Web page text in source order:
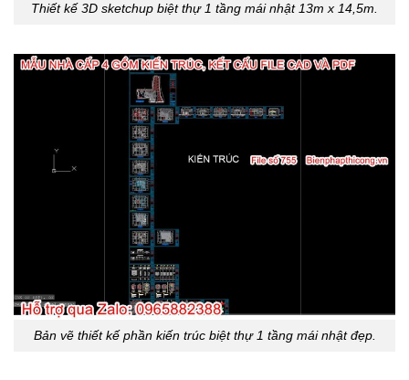
Thiết kế 3D sketchup biệt thự 1 tầng mái nhật 13m x 14,5m.
Bản vẽ thiết kế phần kiến trúc biệt thự 1 tầng mái nhật đẹp.